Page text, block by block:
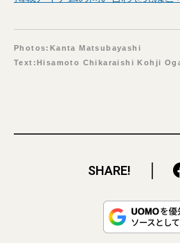
Photos:Kanta Matsubayashi
Text:Hisamoto Chikaraishi Kohji
SHARE!